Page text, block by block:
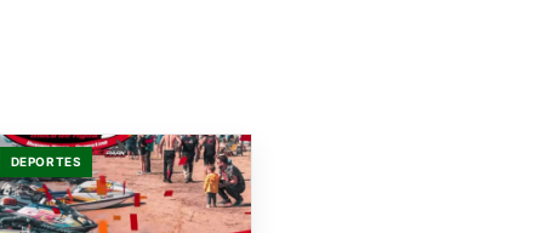
DEPORTES